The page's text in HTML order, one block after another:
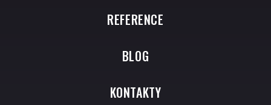
REFERENCE
BLOG
KONTAKTY